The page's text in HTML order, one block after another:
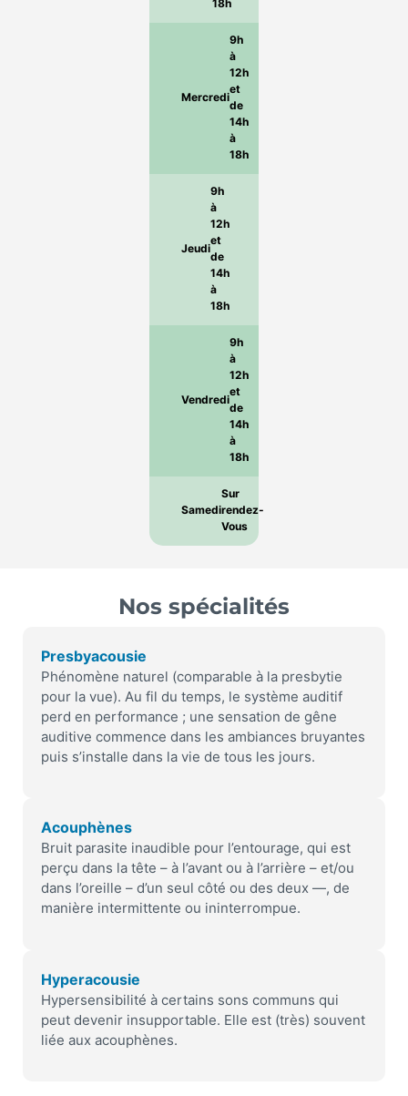
18h
Mercredi
9h
à
12h
et
de
14h
à
18h
Jeudi
9h
à
12h
et
de
14h
à
18h
Vendredi
9h
à
12h
et
de
14h
à
18h
Samedi
Sur
rendez-
Vous
Nos spécialités
Presbyacousie
Phénomène naturel (comparable à la presbytie
pour la vue). Au fil du temps, le système auditif
perd en performance ; une sensation de gêne
auditive commence dans les ambiances bruyantes
puis s’installe dans la vie de tous les jours.
Acouphènes
Bruit parasite inaudible pour l’entourage, qui est
perçu dans la tête – à l’avant ou à l’arrière – et/ou
dans l’oreille – d’un seul côté ou des deux —, de
manière intermittente ou ininterrompue.
Hyperacousie
Hypersensibilité à certains sons communs qui
peut devenir insupportable. Elle est (très) souvent
liée aux acouphènes.